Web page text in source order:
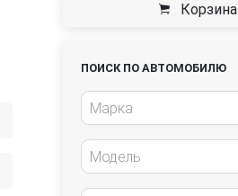
Корзина
ПОИСК ПО АВТОМОБИЛЮ
Марка
Модель